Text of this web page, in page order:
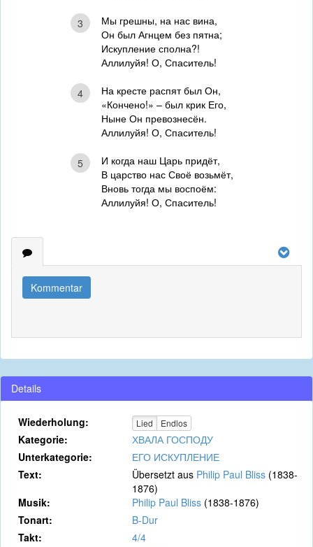
3
Мы грешны, на нас вина,
Он был Агнцем без пятна;
Искупление сполна?!
Аллилуйя! О, Спаситель!
4
На кресте распят был Он,
«Кончено!» – был крик Его,
Ныне Он превознесён.
Аллилуйя! О, Спаситель!
5
И когда наш Царь придёт,
В царство нас Своё возьмёт,
Вновь тогда мы воспоём:
Аллилуйя! О, Спаситель!
Kommentar
Details
Wiederholung: Lied Endlos
Kategorie:
ХВАЛА ГОСПОДУ
Unterkategorie:
ЕГО ИСКУПЛЕНИЕ
Text:
Übersetzt aus Philip Paul Bliss (1838-
1876)
Musik:
Philip Paul Bliss (1838-1876)
Tonart:
B-Dur
Takt:
4/4